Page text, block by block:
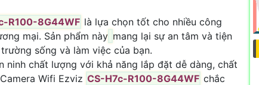
R100-8G44WF là lựa chọn tốt cho nhiều công
mại. Sản phẩm này mang lại sự an tâm và tiện
sống và làm việc của bạn.
ninh chất lượng với khả năng lắp đặt dễ dàng, chất
Wifi Ezviz CS-H7c-R100-8G44WF chắc